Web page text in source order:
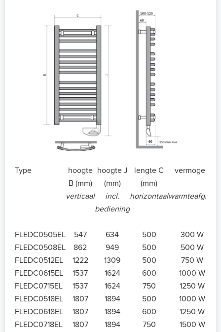
Type
hoogte
B (mm)
hoogte J
(mm)
lengte C
(mm)
vermogen
verticaal
incl.
bediening
horizontaalwarmteafgifte
FLEDC0505EL 547 634 500
300 W
FLEDC0508EL
862 949 500
500 W
FLEDC0512EL
1222 1309 500
750 W
FLEDC0615EL
1537 1624 600
1000 W
FLEDC0715EL
1537 1624 750
1250 W
FLEDC0518EL
1807 1894 500
1000 W
FLEDC0618EL
1807 1894 600
1250 W
FLEDC0718EL
1807 1894 750 1500 W